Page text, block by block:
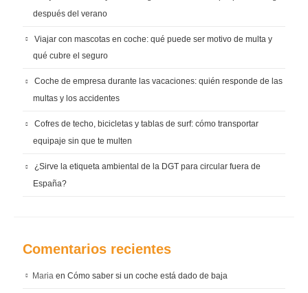
después del verano
Viajar con mascotas en coche: qué puede ser motivo de multa y
qué cubre el seguro
Coche de empresa durante las vacaciones: quién responde de las
multas y los accidentes
Cofres de techo, bicicletas y tablas de surf: cómo transportar
equipaje sin que te multen
¿Sirve la etiqueta ambiental de la DGT para circular fuera de
España?
Comentarios recientes
Maria en Cómo saber si un coche está dado de baja